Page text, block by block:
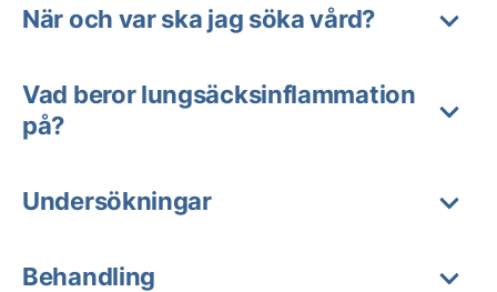
När och var ska jag söka vård?
Vad beror lungsäcksinflammation
på?
Undersökningar
Behandling